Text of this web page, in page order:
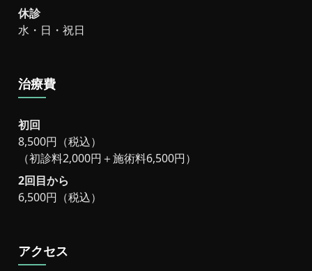
休診
水・日・祝日
治療費
初回
8,500円（税込）
（初診料2,000円＋施術料6,500円）
2回目から
6,500円（税込）
アクセス